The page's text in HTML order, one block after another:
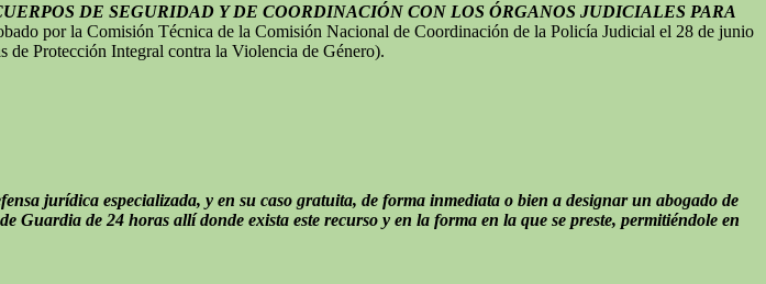
DE SEGURIDAD Y DE COORDINACIÓN CON LOS ÓRGANOS JUDICIALES PARA
por la Comisión Técnica de la Comisión Nacional de Coordinación de la Policía Judicial el 28 de junio
de Protección Integral contra la Violencia de Género).
jurídica especializada, y en su caso gratuita, de forma inmediata o bien a designar un abogado de
de 24 horas allí donde exista este recurso y en la forma en la que se preste, permitiéndole en